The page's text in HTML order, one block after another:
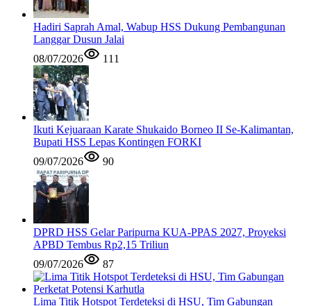
Hadiri Saprah Amal, Wabup HSS Dukung Pembangunan
Langgar Dusun Jalai
08/07/2026
111
Ikuti Kejuaraan Karate Shukaido Borneo II Se-Kalimantan,
Bupati HSS Lepas Kontingen FORKI
09/07/2026
90
DPRD HSS Gelar Paripurna KUA-PPAS 2027, Proyeksi
APBD Tembus Rp2,15 Triliun
09/07/2026
87
Lima Titik Hotspot Terdeteksi di HSU, Tim Gabungan